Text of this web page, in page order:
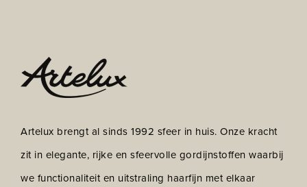
Artelux brengt al sinds 1992 sfeer in huis. Onze kracht
zit in elegante, rijke en sfeervolle gordijnstoffen waarbij
we functionaliteit en uitstraling haarfijn met elkaar